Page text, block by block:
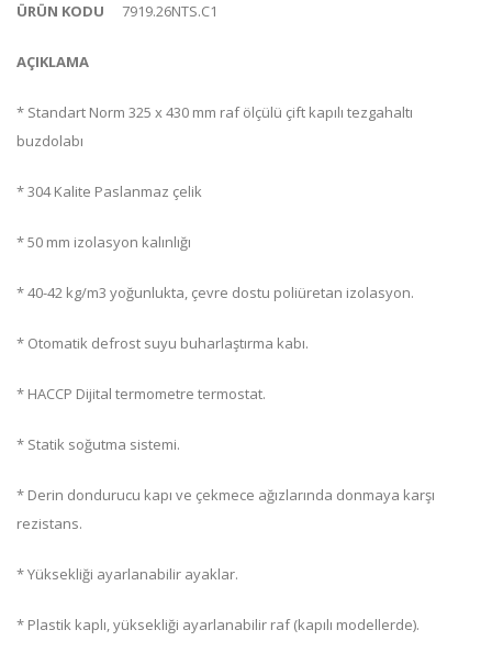
ÜRÜN KODU 7919.26NTS.C1
AÇIKLAMA
* Standart Norm 325 x 430 mm raf ölçülü çift kapılı tezgahaltı
buzdolabı
* 304 Kalite Paslanmaz çelik
* 50 mm izolasyon kalınlığı
* 40-42 kg/m3 yoğunlukta, çevre dostu poliüretan izolasyon.
* Otomatik defrost suyu buharlaştırma kabı.
* HACCP Dijital termometre termostat.
* Statik soğutma sistemi.
* Derin dondurucu kapı ve çekmece ağızlarında donmaya karşı
rezistans.
* Yüksekliği ayarlanabilir ayaklar.
* Plastik kaplı, yüksekliği ayarlanabilir raf (kapılı modellerde).